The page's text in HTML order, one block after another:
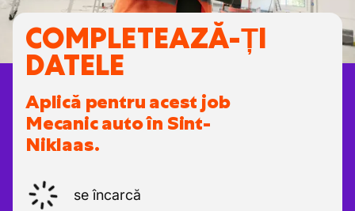
COMPLETEAZĂ-ȚI
DATELE
Aplică pentru acest job
Mecanic auto în Sint-
Niklaas.
se încarcă